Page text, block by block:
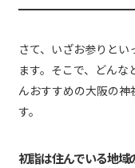
さて、いざお参りとい
ます。そこで、どん
んおすすめの大阪の
す。
初詣は住んでいる地域